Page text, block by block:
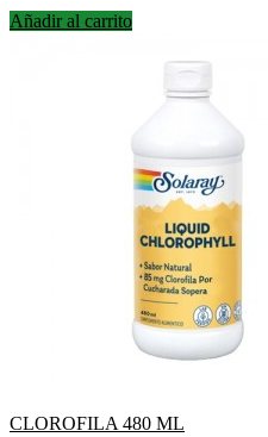
Añadir al carrito
CLOROFILA 480 ML